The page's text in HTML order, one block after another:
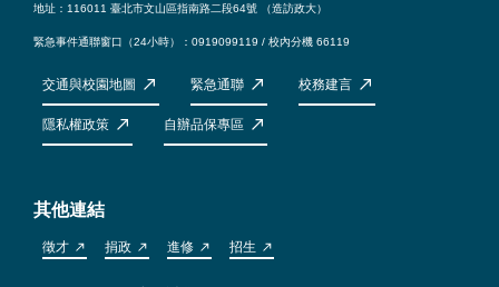
地址：116011 臺北市文山區指南路二段64號 （造訪政大）
緊急事件通聯窗口（24小時）：0919099119 / 校內分機 66119
交通與校園地圖 緊急通聯 校務建言
隱私權政策 自辦品保專區
其他連結
徵才 捐政 進修 招生